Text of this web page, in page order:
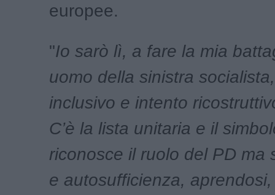
europee.
"Io sarò lì, a fare la mia
uomo della sinistra
inclusivo e intento
C’è la lista unitaria e il
riconosce il ruolo del PD ma
e autosufficienza, aprendosi,